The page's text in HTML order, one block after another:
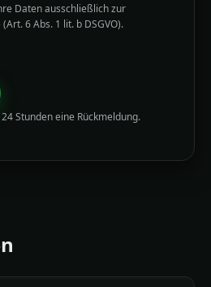
Daten ausschließlich zur
6 Abs. 1 lit. b DSGVO).
Stunden eine Rückmeldung.